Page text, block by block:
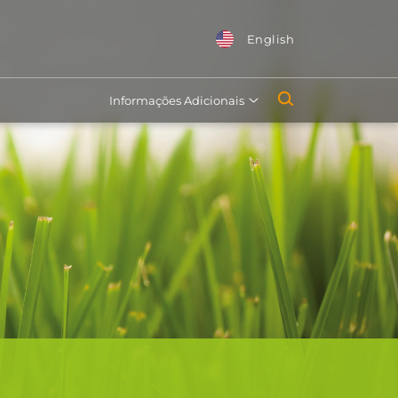
English
Informações Adicionais